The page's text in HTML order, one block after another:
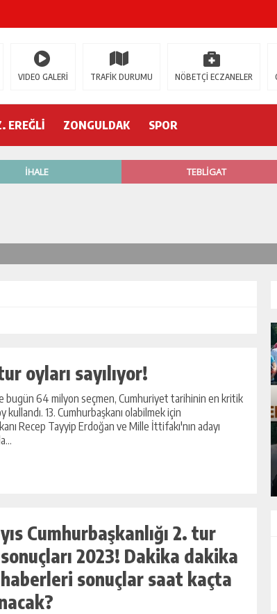
oluyor?
VIDEO GALERİ TRAFİK DURUMU NÖBETÇİ ECZANELER
EREĞLİ ZONGULDAK SPOR
oyları sayılıyor!
bugün 64 milyon seçmen, Cumhuriyet tarihinin en kritik
kullandı. 13. Cumhurbaşkanı olabilmek için
Recep Tayyip Erdoğan ve Mille İttifakı'nın adayı
Cumhurbaşkanlığı 2. tur
2023! Dakika dakika
sonuçlar saat kaçta
KADIN KOOPERATİFLERİ VE
GİRİŞİMCİLER ZTSO’DA BİR ARAYA